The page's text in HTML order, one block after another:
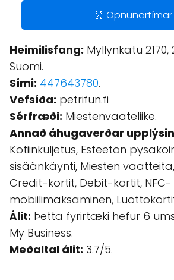
⏰ Opnunartímar
Heimilisfang: Myllynkatu 2170,
Suomi.
Sími: 447643780.
Vefsíða: petrifun.fi
Sérfræði: Miestenvaateliike.
Annað áhugaverðar
Kotiinkuljetus, Esteetön
sisäänkäynti, Miesten
Credit-kortit, Debit-kortit, NFC-
mobiilimaksaminen,
Álit: Þetta fyrirtæki hefur 6
My Business.
Meðaltal álit: 3.7/5.